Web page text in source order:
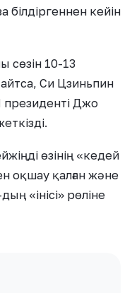
кейін
сөзін 10-13
Си Цзиньпин
Джо
өзінің «кедей
оқшау қалған және
«інісі» рөліне